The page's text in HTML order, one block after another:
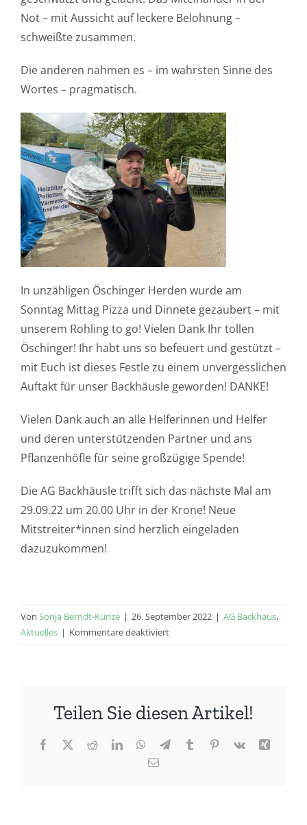
Not – mit Aussicht auf leckere Belohnung –
schweißte zusammen.
Die anderen nahmen es – im wahrsten Sinne des
Wortes – pragmatisch.
In unzähligen Öschinger Herden wurde am
Sonntag Mittag Pizza und Dinnete gezaubert – mit
unserem Rohling to go! Vielen Dank Ihr tollen
Öschinger! Ihr habt uns so befeuert und gestützt –
mit Euch ist dieses Festle zu einem unvergesslichen
Auftakt für unser Backhäusle geworden! DANKE!
Vielen Dank auch an alle Helferinnen und Helfer
und deren unterstützenden Partner und ans
Pflanzenhöfle für seine großzügige Spende!
Die AG Backhäusle trifft sich das nächste Mal am
29.09.22 um 20.00 Uhr in der Krone! Neue
Mitstreiter*innen sind herzlich eingeladen
dazuzukommen!
Von Sonja Berndt-Kunze | 26. September 2022 | AG Backhaus,
Aktuelles | Kommentare deaktiviertfür
Viel
leckeres
Teilen Sie diesen Artikel!
Facebook
X RedditLinkedInWhatsApp
TelegramTumblrPinterest
Vk
Xing
E-